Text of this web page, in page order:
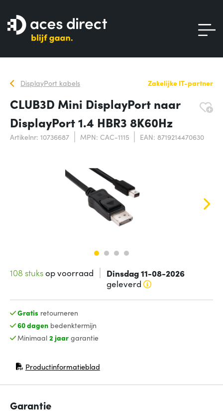
DisplayPort kabels Zakelijke IT-partner
CLUB3D Mini DisplayPort naar
DisplayPort 1.4 HBR3 8K60Hz
Artikelnr: 10736687 MPN: CAC-1115 EAN: 8719214470630
108 stuksop voorraad Dinsdag 11-08-2026
geleverd
Gratis retourneren
60 dagenbedenktermijn
Minimaal 2 jaargarantie
Productinformatieblad
(opent in nieuw venster)
Garantie